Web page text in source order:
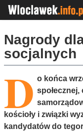
Nagrody
socjalnych
D o końca
kościoły i związki
kandydatów do